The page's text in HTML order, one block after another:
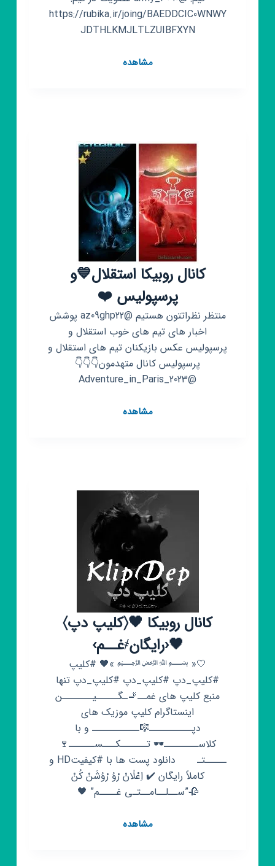
https://rubika.ir/joing/BAEDDCIC0WNWY
JDTHLKMJLTLZUIBFXYN
مشاهدهکانال
کانال روبیکا استقلال💙و
پرسپولیس ❤️
منتظر نظراتتون هستیم @az09ghp22 پوشش
اخبار های تیم های خوب استقلال و
پرسپولیس عکس بازیکنان تیم های استقلال و
پرسپولیس کانال متهدمون👇👇👇
@Adventure_in_Paris_2023
مشاهدهکانال
کانال روبیکا 🖤‌〈کلیپ دپ〉
🖤‹رایگان҂غــم›
🤍« ﷽ »🖤 #کلیپ
#کلیپ_دپ #کلیپ_دپ #کلیپ_دپ تنها
منبع کلیپ های غمــ🚬ـگـــــیـــــــن
اینستاگرام کلیپ موزیک های
دپــــــــــ🎼ـــــــــــ و با
کلاســــــــ🕶 تــــــکـــســــــ🍷
ـــــتـ دانلود پست ها با #کیفیتHD و
کاملاً رایگان ✔️ اِعْلٰانْ رْوُ رْوُشَنْ کُنْ
🥀”ســلــامــتـی غــــم” 🖤
مشاهدهکانال